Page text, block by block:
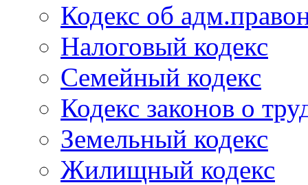
Кодекс об
Налоговый кодекс
Семейный кодекс
Кодекс законов о
Земельный кодекс
Жилищный кодекс